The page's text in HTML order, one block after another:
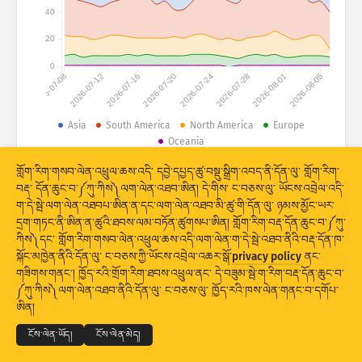
གནས་སྡུད་དྲག་གནོན༔ ཐབས་འཕྲུལ།
གྲོགས་རམ།
རྒྱལ་ཁབ་ཚུ།
གནས་སྡུད་ཆ་ཚང་།
ཚད།
སྡེ་ཚན་གྱི།
རྒྱལ་ཁབ། ངོ་རྟགས།
Stacking ཡིག་དཀྲེགས། ཉིས་བརྩེགས།
གྲུབ་འབྲས་ཚུ་རང་བཞིན་གིས་དུས་མཐུན་བཟོ།
2026-07-082026-07-122026-07-162026-07-202026-07-242026-07-282026-08-012026-08-05
0
20
40
Asia South America North America
Europe
Oceania
© 2026 The Shadowserver Foundation
© 2026THE SHADOWSERVER FOUNDATION
གསང་བྱ་དང་གནས་ཚིག
ང་བཅས་ལུ་འབྲེལ་བ་འཐབ། ངོས་འཛིན།
གློག་རིག་གསབ་ལེན་འཕྲུལ་ཆས་འདི་ དབྱེ་དཔྱད་ཚུ་བསྡུ་སྒྲིག་འབད་ནི་དོན་ལུ་ གློག་རིག་
བརྡ་ དོན་ཆུང་བ་༼ཀུ་ཀིས༽ལག་ལེན་འཐབ་ཨིན། དེ་གིས་ ང་བཅས་ལུ་ ཡོངས་འབྲེལ་འདི་
ག་དེ་སྦེ་ལག་ལེན་འཐབཔ་ཨིན་ན་དང་ལག་ལེན་འཐབ་མི་ཚུ་གི་དོན་ལུ་ ཉམས་མྱོང་ཡར་
དྲག་གཏང་ནི་ཨིན་ན་ཚུའི་ཐབས་ལམ་བཏོན་ཚུགསཔ་ཨིན། གློག་རིག་བརྡ་དོན་ཆུང་བ་༼ཀུ་
ཀིས༽དང་ གློག་རིག་གསབ་ལེན་འཕྲུལ་ཆས་འདི་ལག་ལེན་ག་དེ་སྦེ་འཐབ་ནིའི་བརྡ་དོན་ཁ་
སྐོང་མཁྱེན་ནིའི་དོན་ལུ་ ང་བཅས་ཀྱི་ཡོངས་འབྲེལ་འཆར་སྒོ་privacy policy ནང་
གཟིགས་གནང་། ཁྱོད་རའི་གྲོག་རིག་ཐབས་འཕྲུལ་ནང་ དེ་བཟུམ་སྦེ་ག་རིག་བརྡ་དོན་ཆུང་བ་
༼ཀུ་ཀིས༽ལག་ལེན་འཐབ་ནིའི་དོན་ལུ་ ང་བཅས་ལུ་ ཁྱོད་རའི་ཁས་ལེན་གནང་བ་དགོཔ་
ཨིན།
ངོས་ལེན་ཡོད། ངོས་ལེན་མེད།